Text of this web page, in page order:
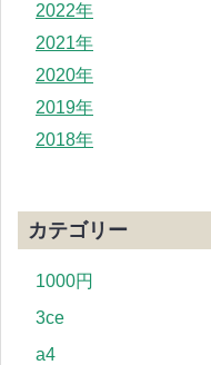
2022年
2021年
2020年
2019年
2018年
カテゴリー
1000円
3ce
a4